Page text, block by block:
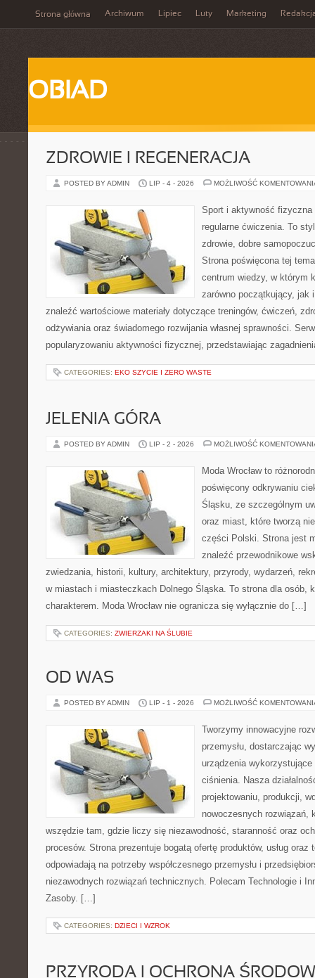
Strona główna Archiwum Lipiec Luty Marketing
OBIAD
ZDROWIE I REGENERACJA
POSTED BY ADMIN LIP - 4 - 2026 MOŻLIWOŚĆ
Sport i aktywność
regularne ćwiczenia. To
zdrowie, dobre
Strona poświęcona tej
centrum wiedzy, w którym
zarówno początkujący, jak
znaleźć wartościowe materiały dotyczące treningów, ćwiczeń,
odżywiania oraz świadomego rozwijania własnej sprawności.
popularyzowaniu aktywności fizycznej, przedstawiając
CATEGORIES: EKO SZYCIE I ZERO WASTE
JELENIA GÓRA
POSTED BY ADMIN LIP - 2 - 2026 MOŻLIWOŚĆ
Moda Wrocław to
poświęcony odkrywaniu
Śląsku, ze szczególnym
oraz miast, które tworzą
części Polski. Strona jest
znaleźć przewodnikowe
zwiedzania, historii, kultury, architektury, przyrody, wydarzeń,
w miastach i miasteczkach Dolnego Śląska. To strona dla osób,
charakterem. Moda Wrocław nie ogranicza się wyłącznie do […]
CATEGORIES: ZWIERZAKI NA ŚLUBIE
OD WAS
POSTED BY ADMIN LIP - 1 - 2026 MOŻLIWOŚĆ
Tworzymy innowacyjne
przemysłu, dostarczając
urządzenia
ciśnienia. Nasza
projektowaniu, produkcji,
nowoczesnych rozwiązań,
wszędzie tam, gdzie liczy się niezawodność, staranność oraz
procesów. Strona prezentuje bogatą ofertę produktów, usług oraz
odpowiadają na potrzeby współczesnego przemysłu i
niezawodnych rozwiązań technicznych. Polecam Technologie i
Zasoby. […]
CATEGORIES: DZIECI I WZROK
PRZYRODA I OCHRONA